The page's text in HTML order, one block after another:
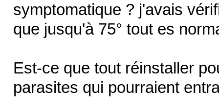
symptomatique ? j'avais
que jusqu'à 75° tout es
Est-ce que tout réinstaller
parasites qui pourraient